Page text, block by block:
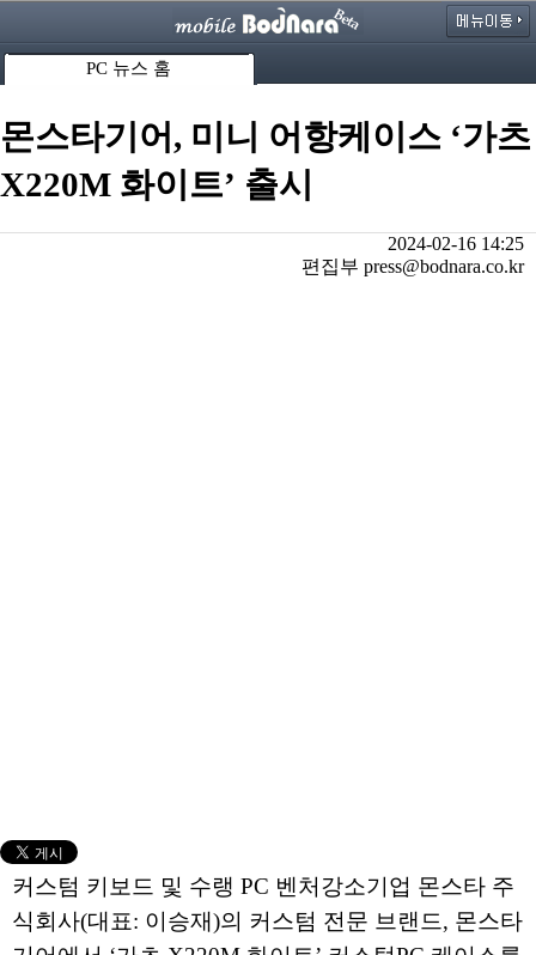
PC 뉴스 홈
몬스타기어, 미니 어항케이스 ‘가츠
X220M 화이트’ 출시
2024-02-16 14:25
편집부 press@bodnara.co.kr
커스텀 키보드 및 수랭 PC 벤처강소기업 몬스타 주
식회사(대표: 이승재)의 커스텀 전문 브랜드, 몬스타